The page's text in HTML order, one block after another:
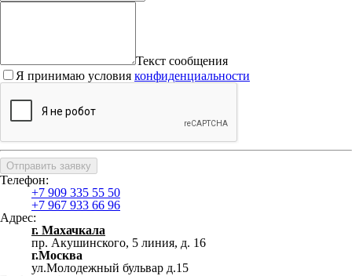
Текст сообщения
Я принимаю условия конфиденциальности
Отправить заявку
Телефон:
+7 909 335 55 50
+7 967 933 66 96
Адрес:
г. Махачкала
пр. Акушинского, 5 линия, д. 16
г.Москва
ул.Молодежный бульвар д.15